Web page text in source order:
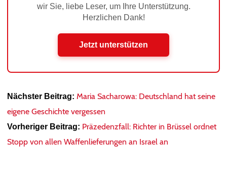
wir Sie, liebe Leser, um Ihre Unterstützung.
Herzlichen Dank!
Jetzt unterstützen
Nächster Beitrag: Maria Sacharowa: Deutschland hat seine
eigene Geschichte vergessen
Vorheriger Beitrag: Präzedenzfall: Richter in Brüssel ordnet
Stopp von allen Waffenlieferungen an Israel an